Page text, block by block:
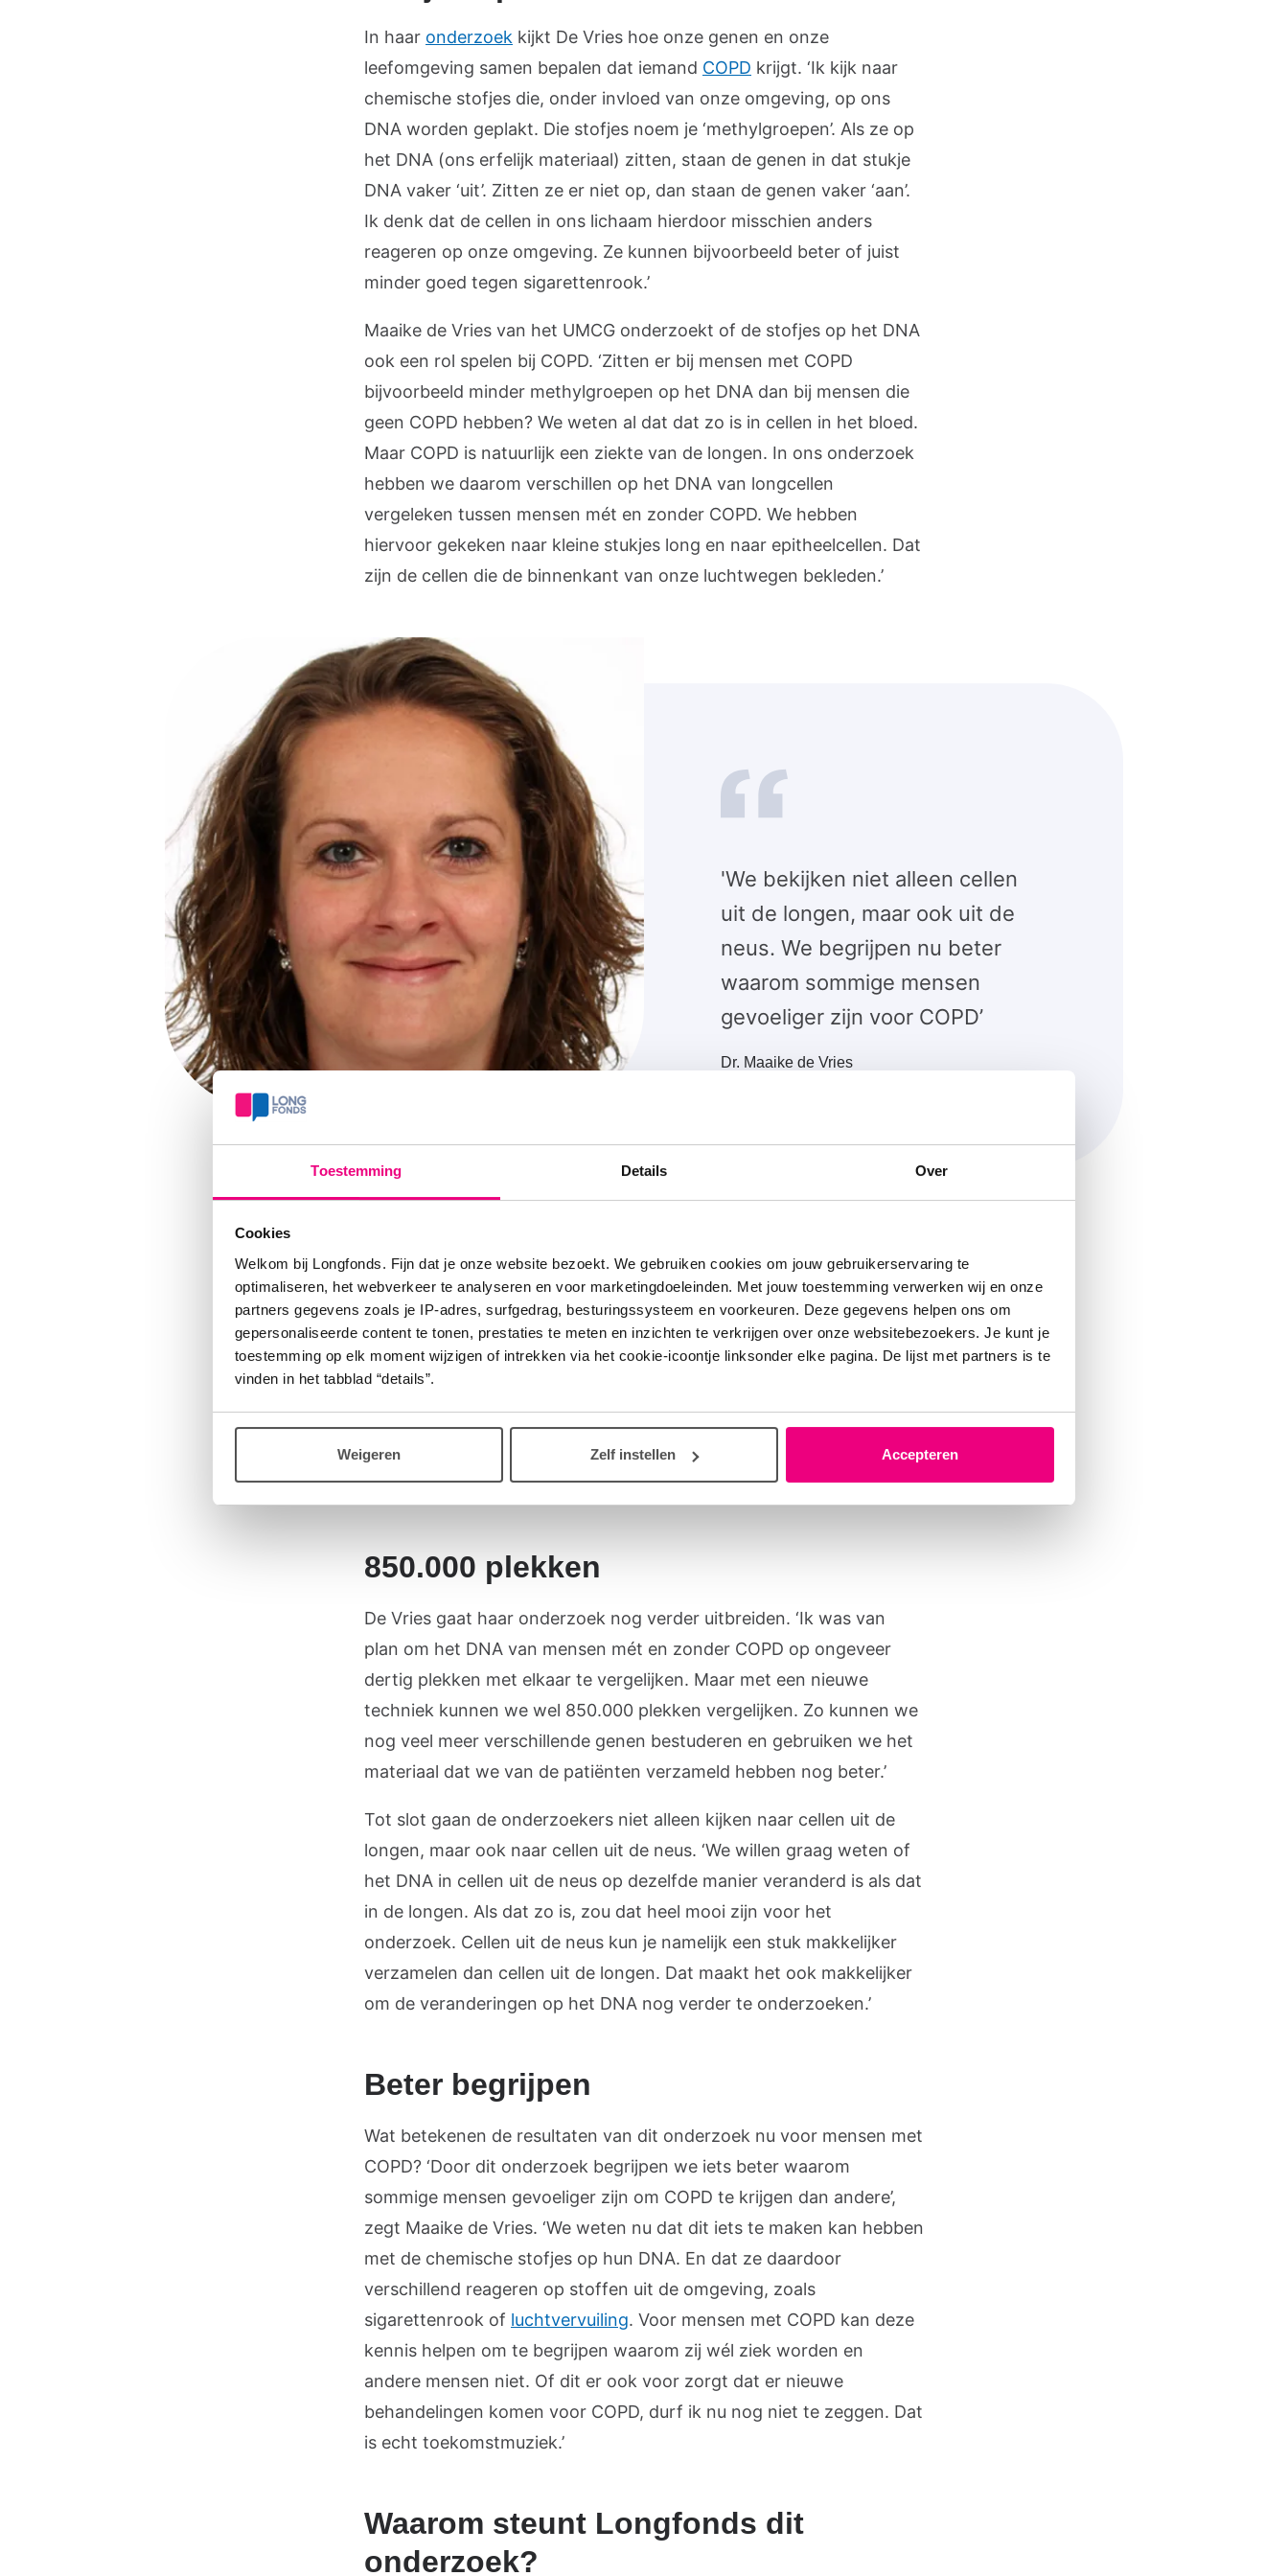
Toestemming Details Over
Cookies
Welkom bij Longfonds. Fijn dat je onze website bezoekt. We gebruiken cookies om jouw gebruikerservaring te
optimaliseren, het webverkeer te analyseren en voor marketingdoeleinden. Met jouw toestemming verwerken wij en onze
partners gegevens zoals je IP-adres, surfgedrag, besturingssysteem en voorkeuren. Deze gegevens helpen ons om
gepersonaliseerde content te tonen, prestaties te meten en inzichten te verkrijgen over onze websitebezoekers. Je kunt je
toestemming op elk moment wijzigen of intrekken via het cookie-icoontje linksonder elke pagina. De lijst met partners is te
vinden in het tabblad “details”.
Weigeren Zelf instellen Accepteren
In haar onderzoek kijkt De Vries hoe onze genen en onze
leefomgeving samen bepalen dat iemand COPD krijgt. ‘Ik kijk naar
chemische stofjes die, onder invloed van onze omgeving, op ons
DNA worden geplakt. Die stofjes noem je ‘methylgroepen’. Als ze op
het DNA (ons erfelijk materiaal) zitten, staan de genen in dat stukje
DNA vaker ‘uit’. Zitten ze er niet op, dan staan de genen vaker ‘aan’.
Ik denk dat de cellen in ons lichaam hierdoor misschien anders
reageren op onze omgeving. Ze kunnen bijvoorbeeld beter of juist
minder goed tegen sigarettenrook.’
Maaike de Vries van het UMCG onderzoekt of de stofjes op het DNA
ook een rol spelen bij COPD. ‘Zitten er bij mensen met COPD
bijvoorbeeld minder methylgroepen op het DNA dan bij mensen die
geen COPD hebben? We weten al dat dat zo is in cellen in het bloed.
Maar COPD is natuurlijk een ziekte van de longen. In ons onderzoek
hebben we daarom verschillen op het DNA van longcellen
vergeleken tussen mensen mét en zonder COPD. We hebben
hiervoor gekeken naar kleine stukjes long en naar epitheelcellen. Dat
zijn de cellen die de binnenkant van onze luchtwegen bekleden.’
'We bekijken niet alleen cellen
uit de longen, maar ook uit de
neus. We begrijpen nu beter
waarom sommige mensen
gevoeliger zijn voor COPD’
Dr. Maaike de Vries
Verschillen
Net als in het bloed vond Maaike de Vries ook verschillen tussen de
cellen uit de longen van mensen mét en zonder COPD. Op bepaalde
methylgroepen op het DNA. ‘Dit kan misschien verklaren waarom
hun cellen anders reageren op sigarettenrook
mensen zonder COPD.’
850.000 plekken
De Vries gaat haar onderzoek nog verder uitbreiden. ‘Ik was van
plan om het DNA van mensen mét en zonder COPD op ongeveer
dertig plekken met elkaar te vergelijken. Maar met een nieuwe
techniek kunnen we wel 850.000 plekken vergelijken. Zo kunnen we
nog veel meer verschillende genen bestuderen en gebruiken we het
materiaal dat we van de patiënten verzameld hebben nog beter.’
Tot slot gaan de onderzoekers niet alleen kijken naar cellen uit de
longen, maar ook naar cellen uit de neus. ‘We willen graag weten of
het DNA in cellen uit de neus op dezelfde manier veranderd is als dat
in de longen. Als dat zo is, zou dat heel mooi zijn voor het
onderzoek. Cellen uit de neus kun je namelijk een stuk makkelijker
verzamelen dan cellen uit de longen. Dat maakt het ook makkelijker
om de veranderingen op het DNA nog verder te onderzoeken.’
Beter begrijpen
Wat betekenen de resultaten van dit onderzoek nu voor mensen met
COPD? ‘Door dit onderzoek begrijpen we iets beter waarom
sommige mensen gevoeliger zijn om COPD te krijgen dan andere’,
zegt Maaike de Vries. ‘We weten nu dat dit iets te maken kan hebben
met de chemische stofjes op hun DNA. En dat ze daardoor
verschillend reageren op stoffen uit de omgeving, zoals
sigarettenrook of luchtvervuiling. Voor mensen met COPD kan deze
kennis helpen om te begrijpen waarom zij wél ziek worden en
andere mensen niet. Of dit er ook voor zorgt dat er nieuwe
behandelingen komen voor COPD, durf ik nu nog niet te zeggen. Dat
is echt toekomstmuziek.’
Waarom steunt Longfonds dit
onderzoek?